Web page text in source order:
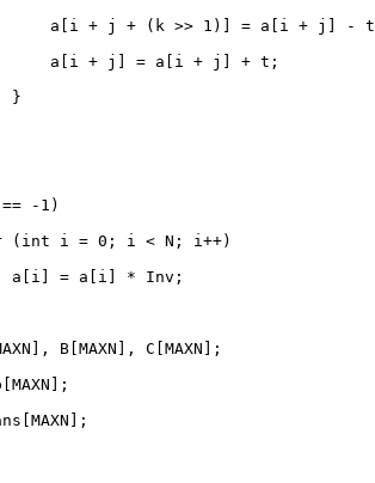
a[i + j + (k >> 1 )] = a[i + j] -
a[i + j] = a[i + j] + t;
}
== - 1 )
( int i = 0 ; i < N; i++)
a[i] = a[i] * Inv;
B[MAXN], C[MAXN];